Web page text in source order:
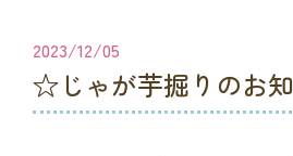
2023/12/05
☆じゃが芋掘りのお